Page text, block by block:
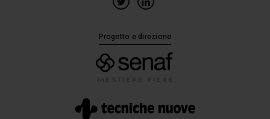
Progetto e direzione